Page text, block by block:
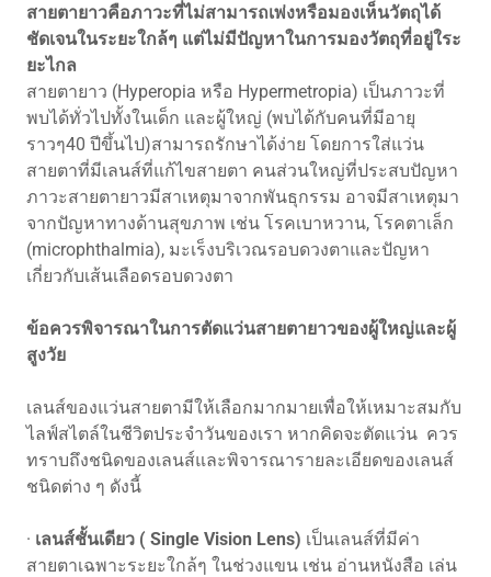
สายตายาวคือภาวะที่ไม่สามารถเพ่งหรือมองเห็นวัตถุได้
ชัดเจนในระยะใกล้ๆ แต่ไม่มีปัญหาในการมองวัตถุที่อยู่ใระ
ยะไกล
สายตายาว (Hyperopia หรือ Hypermetropia) เป็นภาวะที่
พบได้ทั่วไปทั้งในเด็ก และผู้ใหญ่ (พบได้กับคนที่มีอายุ
ราวๆ40 ปีขึ้นไป)สามารถรักษาได้ง่าย โดยการใส่แว่น
สายตาที่มีเลนส์ที่แก้ไขสายตา คนส่วนใหญ่ที่ประสบปัญหา
ภาวะสายตายาวมีสาเหตุมาจากพันธุกรรม อาจมีสาเหตุมา
จากปัญหาทางด้านสุขภาพ เช่น โรคเบาหวาน, โรคตาเล็ก
(microphthalmia), มะเร็งบริเวณรอบดวงตาและปัญหา
เกี่ยวกับเส้นเลือดรอบดวงตา
ข้อควรพิจารณาในการตัดแว่นสายตายาวของผู้ใหญ่และผู้
สูงวัย
เลนส์ของแว่นสายตามีให้เลือกมากมายเพื่อให้เหมาะสมกับ
ไลฟ์สไตล์ในชีวิตประจำวันของเรา หากคิดจะตัดแว่น ควร
ทราบถึงชนิดของเลนส์และพิจารณารายละเอียดของเลนส์
ชนิดต่าง ๆ ดังนี้
· เลนส์ชั้นเดียว ( Single Vision Lens) เป็นเลนส์ที่มีค่า
สายตาเฉพาะระยะใกล้ๆ ในช่วงแขน เช่น อ่านหนังสือ เล่น